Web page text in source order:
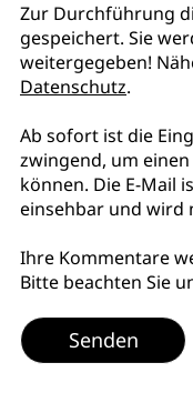
Zur Durchführung
gespeichert. Sie
weitergegeben!
Datenschutz.
Ab sofort ist die
zwingend, um
können. Die E-Mail
einsehbar und wird
Ihre Kommentare
Bitte beachten Sie
Senden